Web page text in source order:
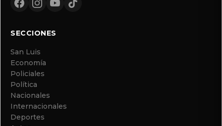
SECCIONES
San Luis
Economía
Policiales
Política
Nacionales
Internacionales
Deportes